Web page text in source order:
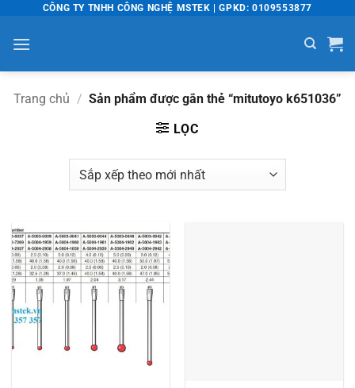
nội
dung
CÔNG TY TNHH CÔNG NGHỆ MSTEK | GPKD: 0109553877
Trang chủ / Sản phẩm được gắn thẻ “mitutoyo k651036”
LỌC